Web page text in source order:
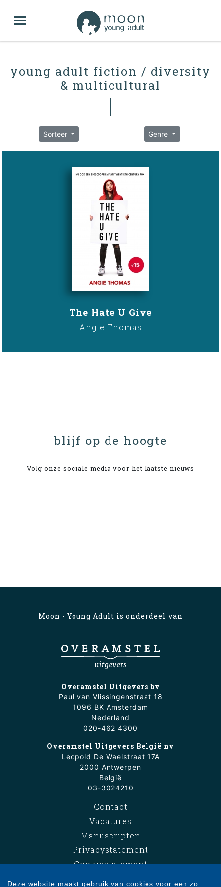
young adult fiction / diversity
& multicultural
Sorteer Genre
The Hate U Give
Angie Thomas
blijf op de hoogte
Volg onze sociale media voor het laatste nieuws
Moon - Young Adult is onderdeel van
Overamstel Uitgevers bv
Paul van Vlissingenstraat 18
1096 BK Amsterdam
Nederland
020-462 4300
Overamstel Uitgevers België nv
Leopold De Waelstraat 17A
2000 Antwerpen
België
03-3024210
Contact
Vacatures
Manuscripten
Privacystatement
Cookiestatement
Deze website maakt gebruik van cookies voor een zo